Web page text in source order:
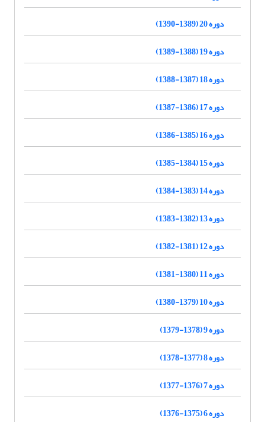
دوره 20 (1389-1390)
دوره 19 (1388-1389)
دوره 18 (1387-1388)
دوره 17 (1386-1387)
دوره 16 (1385-1386)
دوره 15 (1384-1385)
دوره 14 (1383-1384)
دوره 13 (1382-1383)
دوره 12 (1381-1382)
دوره 11 (1380-1381)
دوره 10 (1379-1380)
دوره 9 (1378-1379)
دوره 8 (1377-1378)
دوره 7 (1376-1377)
دوره 6 (1375-1376)